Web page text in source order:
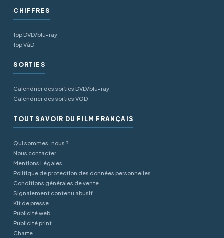
CHIFFRES
Top DVD/blu-ray
Top VàD
SORTIES
Calendrier des sorties DVD/blu-ray
Calendrier des sorties VOD
TOUT SAVOIR DU FILM FRANÇAIS
Qui sommes-nous ?
Nous contacter
Mentions Légales
Politique de protection des données personnelles
Conditions générales de vente
Signalement contenu abusif
Kit de presse
Publicité web
Publicité print
Charte